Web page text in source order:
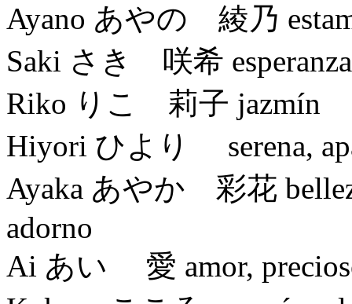
Ayano あやの 綾乃
Saki さき 咲希
Riko りこ 莉子 jazmín
Hiyori ひより serena,
Ayaka あやか 彩花
adorno
Ai あい 愛 amor,